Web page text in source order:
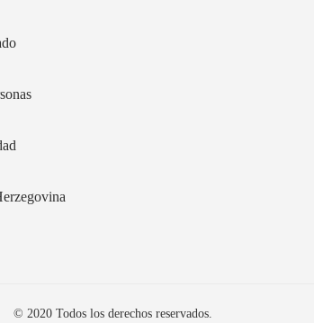
© 2020 Todos los derechos reservados.